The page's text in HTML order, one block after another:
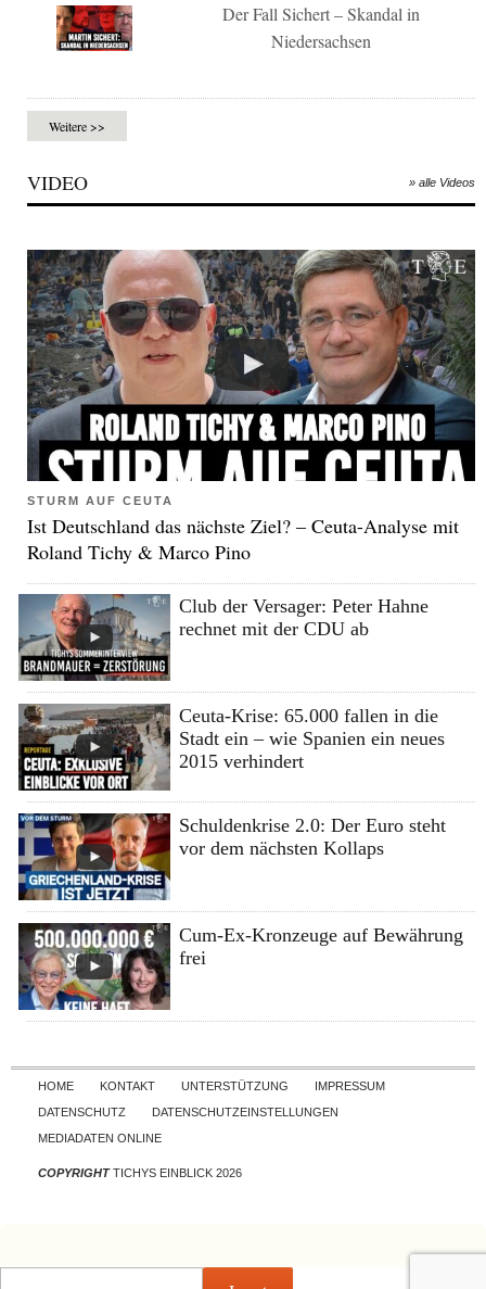
Der Fall Sichert – Skandal in
Niedersachsen
Weitere >>
VIDEO » alle Videos
STURM AUF CEUTA
Ist Deutschland das nächste Ziel? – Ceuta-Analyse mit
Roland Tichy & Marco Pino
Club der Versager: Peter Hahne
rechnet mit der CDU ab
Ceuta-Krise: 65.000 fallen in die
Stadt ein – wie Spanien ein neues
2015 verhindert
Schuldenkrise 2.0: Der Euro steht
vor dem nächsten Kollaps
Cum-Ex-Kronzeuge auf Bewährung
frei
Skip to content
HOME KONTAKT UNTERSTÜTZUNG
IMPRESSUM
DATENSCHUTZ
DATENSCHUTZEINSTELLUNGEN
MEDIADATEN ONLINE
COPYRIGHTTICHYS EINBLICK 2026